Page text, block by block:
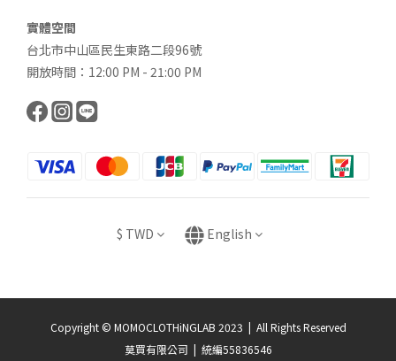
實體空間
台北市中山區民生東路二段96號
開放時間：12:00 PM - 21:00 PM
$ TWD English
Copyright © MOMOCLOTHiNGLAB 2023 | All Rights Reserved
莫買有限公司 | 統編55836546